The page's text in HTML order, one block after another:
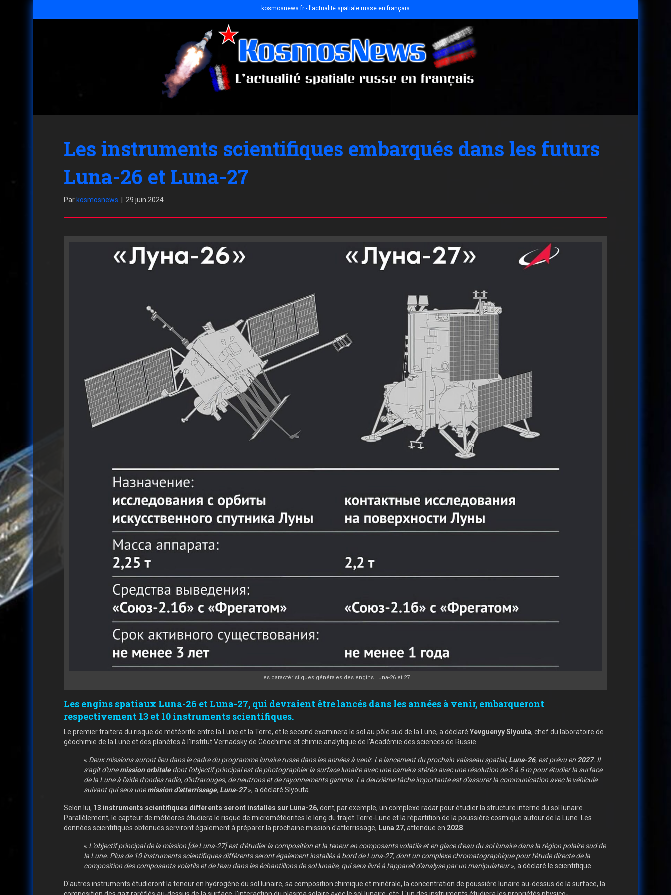
kosmosnews.fr - l'actualité spatiale russe en français
Les instruments scientifiques embarqués dans les futurs
Luna-26 et Luna-27
Par kosmosnews 29 juin 2024
Les caractéristiques générales des engins Luna-26 et 27.
Les engins spatiaux Luna-26 et Luna-27, qui devraient être lancés dans les années à venir, embarqueront
respectivement 13 et 10 instruments scientifiques.
Le premier traitera du risque de météorite entre la Lune et la Terre, et le second examinera le sol au pôle sud de la Lune, a déclaré Yevguenyy Slyouta, chef du laboratoire de
géochimie de la Lune et des planètes à l'Institut Vernadsky de Géochimie et chimie analytique de l'Académie des sciences de Russie.
« Deux missions auront lieu dans le cadre du programme lunaire russe dans les années à venir. Le lancement du prochain vaisseau spatial, Luna-26, est prévu en 2027. Il
s'agit d'unemission orbitaledont l'objectif principal est de photographier la surface lunaire avec une caméra stéréo avec une résolution de 3 à 6 m pour étudier la surface
de la Lune à l'aide d'ondes radio, d'infrarouges, de neutrons et de rayonnements gamma. La deuxième tâche importante est d'assurer la communication avec le véhicule
suivant qui sera unemission d'atterrissage, Luna-27 », a déclaré Slyouta.
Selon lui, 13 instruments scientifiques différents seront installés sur Luna-26, dont, par exemple, un complexe radar pour étudier la structure interne du sol lunaire.
Parallèlement, le capteur de météores étudiera le risque de micrométéorites le long du trajet Terre-Lune et la répartition de la poussière cosmique autour de la Lune. Les
données scientifiques obtenues serviront également à préparer la prochaine mission d'atterrissage, Luna 27, attendue en 2028.
« L'objectif principal de la mission [de Luna-27] est d'étudier la composition et la teneur en composants volatils et en glace d'eau du sol lunaire dans la région polaire sud de
la Lune. Plus de 10 instruments scientifiques différents seront également installés à bord de Luna-27, dont un complexe chromatographique pour l'étude directe de la
composition des composants volatils et de l'eau dans les échantillons de sol lunaire, qui sera livré à l'appareil d'analyse par un manipulateur», a déclaré le scientifique.
D'autres instruments étudieront la teneur en hydrogène du sol lunaire, sa composition chimique et minérale, la concentration de poussière lunaire au-dessus de la surface, la
composition des gaz raréfiés au-dessus de la surface, l'interaction du plasma solaire avec le sol lunaire, etc. L'un des instruments étudiera les propriétés physico-